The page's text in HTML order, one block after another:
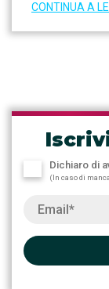
CONTINUA A
Dichiaro di
(In caso di